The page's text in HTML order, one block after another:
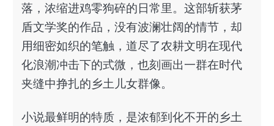
落，浓缩进鸡零狗碎的日常里。这部斩获茅
盾文学奖的作品，没有波澜壮阔的情节，却
用细密如织的笔触，道尽了农耕文明在现代
化浪潮冲击下的式微，也刻画出一群在时代
夹缝中挣扎的乡土儿女群像。
小说最鲜明的特质，是浓郁到化不开的乡土